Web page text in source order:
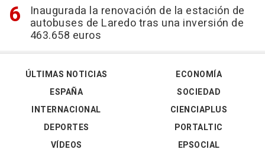
Inaugurada la renovación de la estación de
autobuses de Laredo tras una inversión de
463.658 euros
ÚLTIMAS NOTICIAS
ESPAÑA
INTERNACIONAL
DEPORTES
VÍDEOS
ECONOMÍA
SOCIEDAD
CIENCIAPLUS
PORTALTIC
EPSOCIAL